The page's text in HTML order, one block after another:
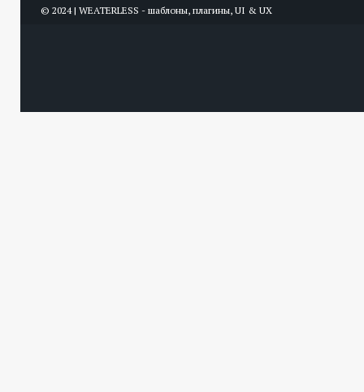
© 2024 | WEATERLESS - шаблоны, плагины, UI & UX